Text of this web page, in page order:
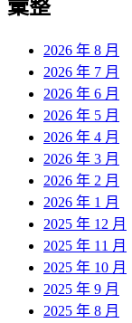
覽
彙整
2026 年 8 月
2026 年 7 月
2026 年 6 月
2026 年 5 月
2026 年 4 月
2026 年 3 月
2026 年 2 月
2026 年 1 月
2025 年 12 月
2025 年 11 月
2025 年 10 月
2025 年 9 月
2025 年 8 月